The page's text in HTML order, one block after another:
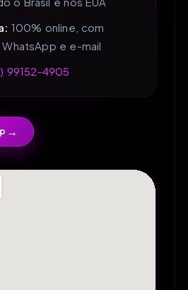
100% online, com
e e-mail
99152-4905
→